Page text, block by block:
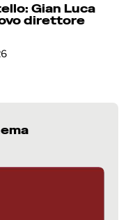
Gian Luca
direttore